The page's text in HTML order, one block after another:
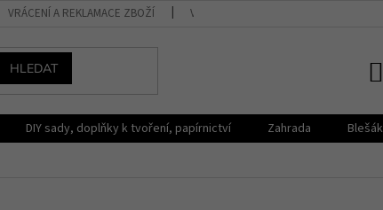
VRÁCENÍ A REKLAMACE ZBOŽÍ VŠEOBECNÉ OBCHODNÍ PODMÍNKY
HLEDAT
DIY sady, doplňky k tvoření, papírnictví Zahrada Blešák